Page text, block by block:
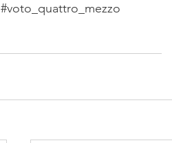
#voto_quattro_mezzo